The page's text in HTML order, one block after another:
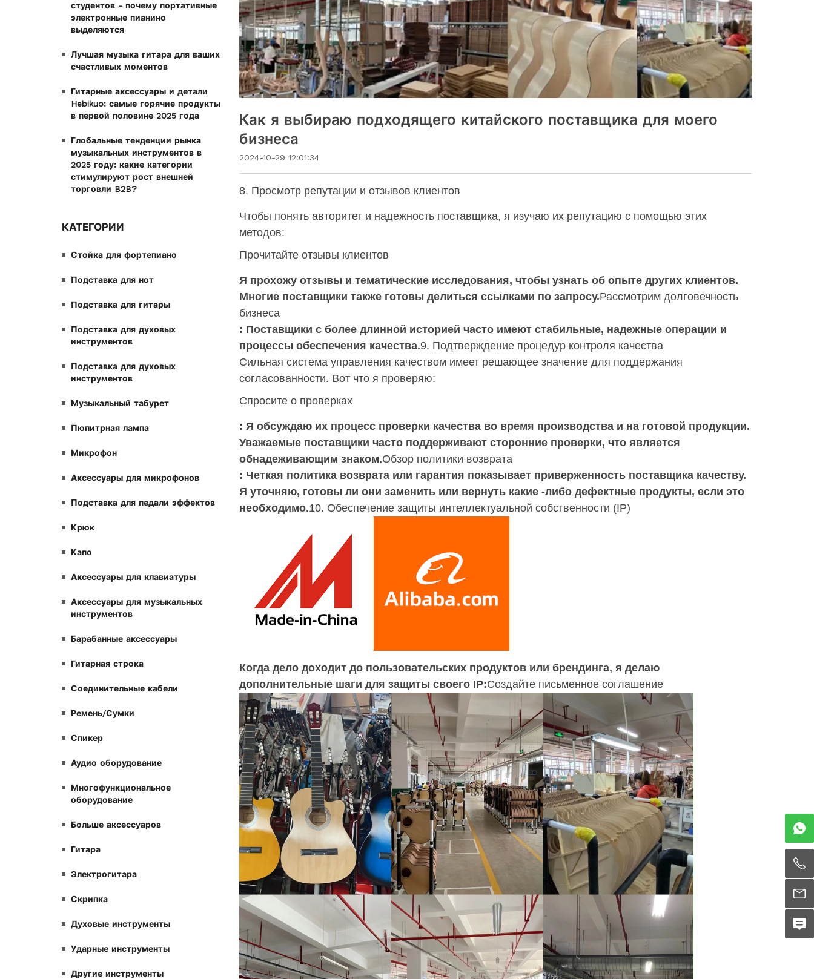
студентов - почему портативные
электронные пианино
выделяются
Лучшая музыка гитара для ваших
счастливых моментов
Гитарные аксессуары и детали
Hebikuo: самые горячие продукты
в первой половине 2025 года
Глобальные тенденции рынка
музыкальных инструментов в
2025 году: какие категории
стимулируют рост внешней
торговли B2B?
КАТЕГОРИИ
Стойка для фортепиано
Подставка для нот
Подставка для гитары
Подставка для духовых
инструментов
Подставка для духовых
инструментов
Музыкальный табурет
Пюпитрная лампа
Микрофон
Аксессуары для микрофонов
Подставка для педали эффектов
Крюк
Капо
Аксессуары для клавиатуры
Аксессуары для музыкальных
инструментов
Барабанные аксессуары
Гитарная строка
Соединительные кабели
Ремень/Сумки
Спикер
Аудио оборудование
Многофункциональное
оборудование
Больше аксессуаров
Гитара
Электрогитара
Скрипка
Духовые инструменты
Ударные инструменты
Другие инструменты
Как я выбираю подходящего китайского поставщика для моего
бизнеса
2024-10-29 12:01:34
8. Просмотр репутации и отзывов клиентов
Чтобы понять авторитет и надежность поставщика, я изучаю их репутацию с помощью этих
методов:
Прочитайте отзывы клиентов
Я прохожу отзывы и тематические исследования, чтобы узнать об опыте других клиентов.
Многие поставщики также готовы делиться ссылками по запросу.Рассмотрим долговечность
бизнеса
: Поставщики с более длинной историей часто имеют стабильные, надежные операции и
процессы обеспечения качества.9. Подтверждение процедур контроля качества
Сильная система управления качеством имеет решающее значение для поддержания
согласованности. Вот что я проверяю:
Спросите о проверках
: Я обсуждаю их процесс проверки качества во время производства и на готовой продукции.
Уважаемые поставщики часто поддерживают сторонние проверки, что является
обнадеживающим знаком.Обзор политики возврата
: Четкая политика возврата или гарантия показывает приверженность поставщика качеству.
Я уточняю, готовы ли они заменить или вернуть какие -либо дефектные продукты, если это
необходимо.10. Обеспечение защиты интеллектуальной собственности (IP)
Когда дело доходит до пользовательских продуктов или брендинга, я делаю
дополнительные шаги для защиты своего IP:Создайте письменное соглашение